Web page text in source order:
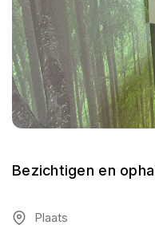
Bezichtigen en
Plaats